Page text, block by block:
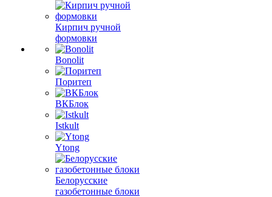
Кирпич ручной
формовки
Bonolit
Поритеп
ВКБлок
Istkult
Ytong
Белорусские
газобетонные блоки